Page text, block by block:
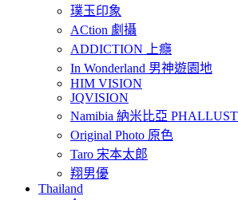
璞玉印象
ACtion 劇攝
ADDICTION 上癮
In Wonderland 男神遊園地
HIM VISION
JQVISION
Namibia 納米比亞 PHALLUST
Original Photo 原色
Taro 宋本太郎
翔男優
Thailand